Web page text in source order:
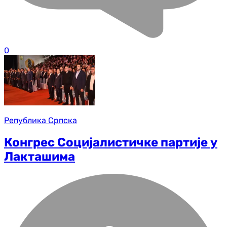
0
Република Српска
Конгрес Социјалистичке партије у
Лакташима